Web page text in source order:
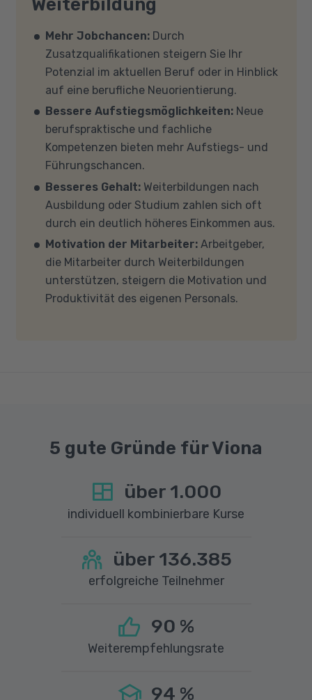
Voraussetzungen für eine Förderung erfüllen?
Auf unserer Info-SeiteWelche Förderung ist
für mich die richtige? stellen wir Ihnen
verschiedene Fördermöglichkeiten vor. Sehr
gerne beraten wir Sie auch in einem
persönlichen Gespräch zu diesem Thema.
benötigten Hard- und Software zur
Verfügung. Falls Sie von zu Hause aus
teilnehmen (mit Zustimmung Ihres
Kostenträgers), sprechen Sie uns an, in den
meisten Fällen können wir Ihnen Leih-
Equipment zur Verfügung stellen. Sollten Sie
mit Ihren eigenen Geräten am Unterricht
teilnehmen, empfehlen wir PCs oder Laptops
mit Windows 10 oder Windows 11, mindestens 8
GB Arbeitsspeicher (RAM) und einem aktuellen
Mehrkern-Prozessor (CPU). Der Unterricht
findet in Microsoft Teams statt. Bitte achten
Sie darauf, dass Ihre Sicherheitsprogramme
und -einstellungen (Anti-Viren-Programme,
Firewalls etc.) die Verbindung mit MS Teams
nicht blockieren. Bitte beachten Sie außerdem,
dass für eine reibungslose Übertragung eine
Weiterbildung
Mehr Jobchancen: Durch
Zusatzqualifikationen steigern Sie Ihr
Potenzial im aktuellen Beruf oder in Hinblick
auf eine berufliche Neuorientierung.
Bessere Aufstiegsmöglichkeiten: Neue
berufspraktische und fachliche
Kompetenzen bieten mehr Aufstiegs- und
Führungschancen.
Besseres Gehalt: Weiterbildungen nach
Ausbildung oder Studium zahlen sich oft
durch ein deutlich höheres Einkommen aus.
Motivation der Mitarbeiter: Arbeitgeber,
die Mitarbeiter durch Weiterbildungen
unterstützen, steigern die Motivation und
Produktivität des eigenen Personals.
5 gute Gründe für Viona
über 1.000
individuell kombinierbare Kurse
über 136.385
erfolgreiche Teilnehmer
90 %
Weiterempfehlungsrate
94 %